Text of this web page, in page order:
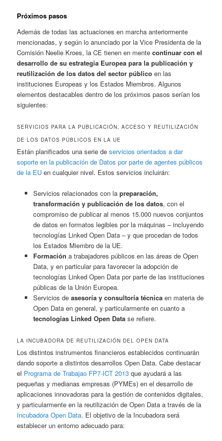
Próximos pasos
Además de todas las actuaciones en marcha anteriormente
mencionadas, y según lo anunciado por la Vice Presidenta de la
Comisión Neelie Kroes, la CE tienen en mentecontinuar con el
desarrollo de su estrategia Europea para la publicación y
reutilización de los datos del sector público en las
instituciones Europeas y los Estados Miembros. Algunos
elementos destacables dentro de los próximos pasos serían los
siguientes:
SERVICIOS PARA LA PUBLICACIÓN, ACCESO Y REUTILIZACIÓN
DE LOS DATOS PÚBLICOS EN LA UE
Están planificados una serie deservicios orientados a dar
soporte en la publicación de Datos por parte de agentes públicos
de la EU en cualquier nivel. Estos servicios incluirán:
Servicios relacionados con la preparación,
transformación y publicación de los datos, con el
compromiso de publicar al menos 15.000 nuevos conjuntos
de datos en formatos legibles por la máquinas – incluyendo
tecnologías Linked Open Data – y que procedan de todos
los Estados Miembro de la UE.
Formación a trabajadores públicos en las áreas de Open
Data, y en particular para favorecer la adopción de
tecnologías Linked Open Data por parte de las instituciones
públicas de la Unión Europea.
Servicios de asesoría y consultoría técnicaen materia de
Open Data en general, y particularmente en cuanto a
tecnologías Linked Open Datase refiere.
LA INCUBADORA DE REUTILIZACIÓN DEL OPEN DATA
Los distintos instrumentos financieros establecidos continuarán
dando soporte a distintos desarrollos Open Data. Cabe destacar
el Programa de Trabajao FP7-ICT 2013 que ayudará a las
pequeñas y medianas empresas (PYMEs) en el desarrollo de
aplicaciones innovadoras para la gestión de contenidos digitales,
y particularmente en la reutilización de Open Data a través de la
Incubadora Open Data. El objetivo de la Incubadora será
establecer un entorno adecuado para: